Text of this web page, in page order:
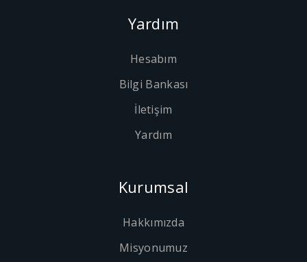
Yardım
Hesabım
Bilgi Bankası
İletişim
Yardım
Kurumsal
Hakkımızda
Misyonumuz